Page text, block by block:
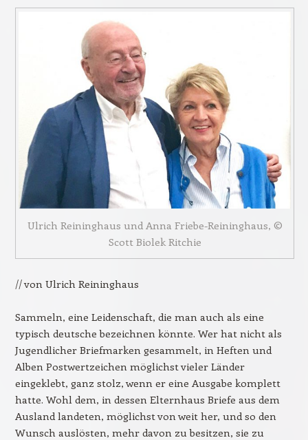
Ulrich Reininghaus und Anna Friebe-Reininghaus, ©
Scott Biolek Ritchie
// von Ulrich Reininghaus
Sammeln, eine Leidenschaft, die man auch als eine
typisch deutsche bezeichnen könnte. Wer hat nicht als
Jugendlicher Briefmarken gesammelt, in Heften und
Alben Postwertzeichen möglichst vieler Länder
eingeklebt, ganz stolz, wenn er eine Ausgabe komplett
hatte. Wohl dem, in dessen Elternhaus Briefe aus dem
Ausland landeten, möglichst von weit her, und so den
Wunsch auslösten, mehr davon zu besitzen, sie zu